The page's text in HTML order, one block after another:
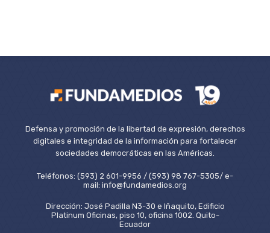
Defensa y promoción de la libertad de expresión, derechos
digitales e integridad de la información para fortalecer
sociedades democráticas en las Américas.
Teléfonos: (593) 2 601-9956 / (593) 98 767-5305/ e-
mail: info@fundamedios.org
Dirección: José Padilla N3-30 e Iñaquito, Edificio
Platinum Oficinas, piso 10, oficina 1002. Quito-
Ecuador